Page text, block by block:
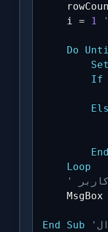
	i
= 1
Do
Set
If
End
Loop
	MsgBox
End Sub